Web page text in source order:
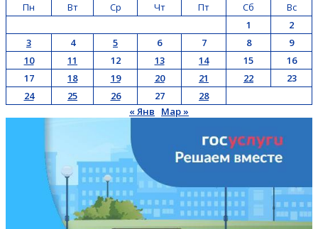
Пн
Вт Ср Чт Пт Сб
Вс
1
2
3
4 5 6 7 8
9
10
11 12 13 14 15
16
17
18 19 20 21 22
23
24
25 26 27
28
« Янв
Мар »